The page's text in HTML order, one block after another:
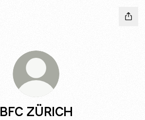
BFC ZÜRICH